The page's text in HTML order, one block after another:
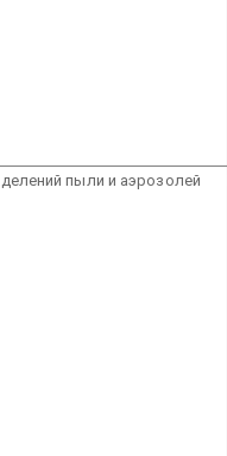
пыли и аэрозолей